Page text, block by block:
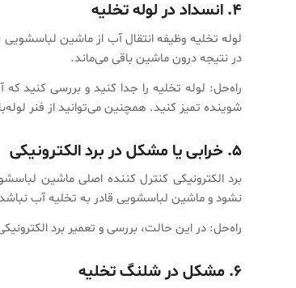
۴. انسداد در لوله تخلیه
لوله تخلیه وظیفه انتقال آب از ماشین
در نتیجه درون ماشین باقی می‌ماند.
راه‌حل: لوله تخلیه را جدا کنید و بررسی کنید
شوینده تمیز کنید. همچنین می‌توانید از فنر
۵. خرابی یا مشکل در برد الکترونیکی
برد الکترونیکی کنترل کننده اصلی ماشین
نشود و ماشین لباسشویی قادر به تخلیه آب
راه‌حل: در این حالت، بررسی و تعمیر برد
۶. مشکل در شلنگ تخلیه